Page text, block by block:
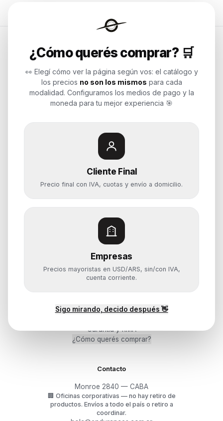
¿Cómo querés comprar? 🛒
👀 Elegí cómo ver la página según vos: el catálogo y
los precios no son los mismos para cada
modalidad. Configuramos los medios de pago y la
moneda para tu mejor experiencia 🎯
Cliente Final
Precio final con IVA, cuotas y envío a domicilio.
Empresas
Precios mayoristas en USD/ARS, sin/con IVA,
cuenta corriente.
Sigo mirando, decido después 👋
Soluciones de tecnología para
empresas, revendedores y personas.
Potenciamos tu mundo.
Time to work
Categorías
Notebooks
Servidores y NAS
Componentes
Monitores y Pantallas
Ayuda
Mis pedidos
Garantía y RMA
¿Cómo querés comprar?
Contacto
Monroe 2840 — CABA
🏢 Oficinas corporativas — no hay retiro de
productos. Envíos a todo el país o retiro a
coordinar.